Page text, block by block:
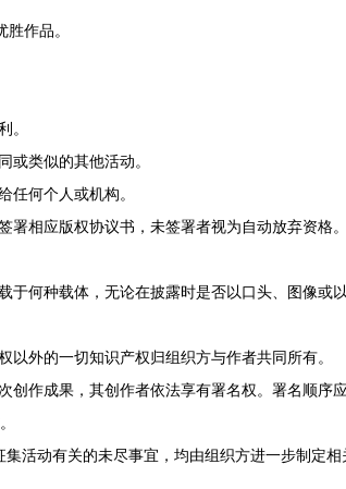
作品。
类似的其他活动。
何个人或机构。
署相应版权协议书，未签署者视为自动放弃资格
何种载体，无论在披露时是否以口头、图像或
外的一切知识产权归组织方与作者共同所有。
作成果，其创作者依法享有署名权。署名顺序
活动有关的未尽事宜，均由组织方进一步制定